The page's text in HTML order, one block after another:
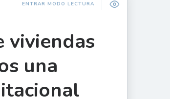
ENTRAR MODO LECTURA
viviendas
una